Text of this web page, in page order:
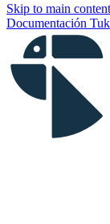
Skip to main content
Documentación